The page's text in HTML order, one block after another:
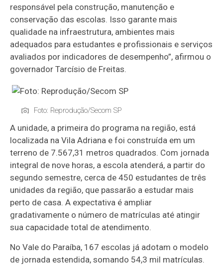
responsável pela construção, manutenção e
conservação das escolas. Isso garante mais
qualidade na infraestrutura, ambientes mais
adequados para estudantes e profissionais e serviços
avaliados por indicadores de desempenho”, afirmou o
governador Tarcísio de Freitas.
Foto: Reprodução/Secom SP
A unidade, a primeira do programa na região, está
localizada na Vila Adriana e foi construída em um
terreno de 7.567,31 metros quadrados. Com jornada
integral de nove horas, a escola atenderá, a partir do
segundo semestre, cerca de 450 estudantes de três
unidades da região, que passarão a estudar mais
perto de casa. A expectativa é ampliar
gradativamente o número de matrículas até atingir
sua capacidade total de atendimento.
No Vale do Paraíba, 167 escolas já adotam o modelo
de jornada estendida, somando 54,3 mil matrículas.